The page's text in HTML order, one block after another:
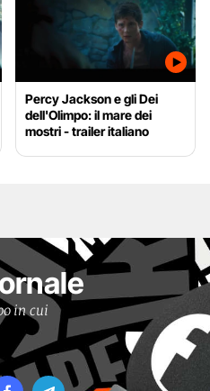
Percy Jackson e gli Dei
dell'Olimpo: il mare dei
mostri - trailer italiano
in cui